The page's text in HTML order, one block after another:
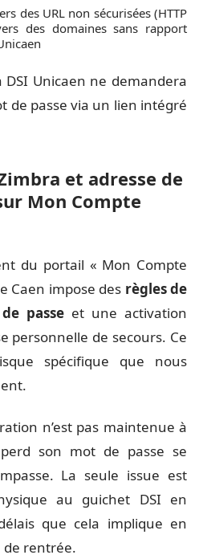
des URL non sécurisées (HTTP
des domaines sans rapport
Unicaen ne demandera
de passe via un lien intégré
et adresse de
Mon Compte
du portail « Mon Compte
Caen impose des règles de
passe et une activation
personnelle de secours. Ce
spécifique que nous
n’est pas maintenue à
son mot de passe se
La seule issue est
au guichet DSI en
que cela implique en
de rentrée.